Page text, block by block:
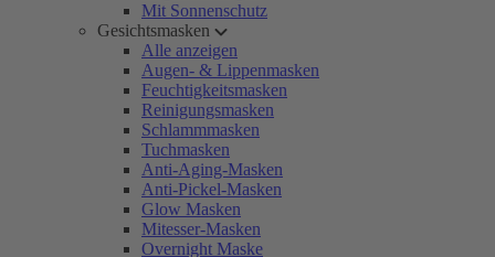
Mit Sonnenschutz
Gesichtsmasken
Alle anzeigen
Augen- & Lippenmasken
Feuchtigkeitsmasken
Reinigungsmasken
Schlammmasken
Tuchmasken
Anti-Aging-Masken
Anti-Pickel-Masken
Glow Masken
Mitesser-Masken
Overnight Maske